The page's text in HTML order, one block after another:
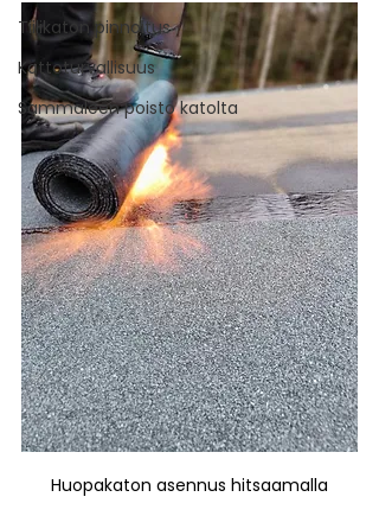
Tiilikaton pinnoitus
Kattoturvallisuus
Sammaleen poisto katolta
Huopakaton asennus hitsaamalla